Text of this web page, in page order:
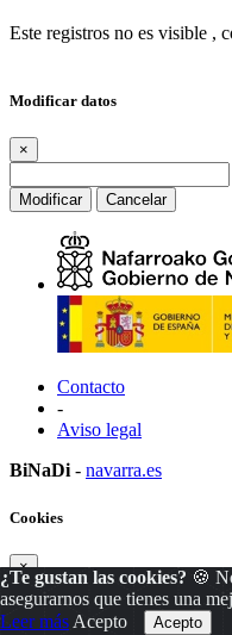
Este registros no es visible ,
Modificar datos
×
Modificar Cancelar
Contacto
-
Aviso legal
BiNaDi - navarra.es
¿Te gustan las cookies? 🍪
asegurarnos que tienes una
Leer más Acepto
Cookies
×